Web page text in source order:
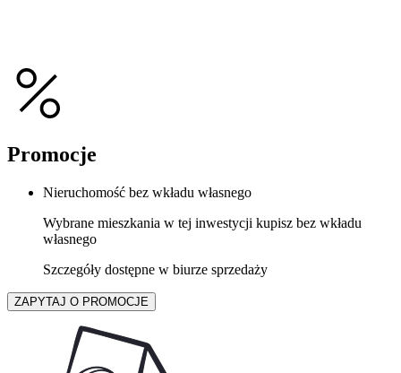
Promocje
Nieruchomość bez wkładu własnego
Wybrane mieszkania w tej inwestycji kupisz bez wkładu
własnego
Szczegóły dostępne w biurze sprzedaży
ZAPYTAJ O PROMOCJE